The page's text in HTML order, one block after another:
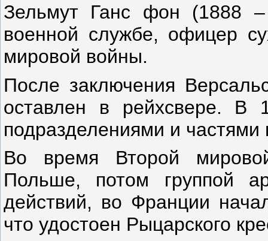
Зельмут Ганс фон (1888
военной службе, офицер
мировой войны.
После заключения
оставлен в рейхсвере. В
подразделениями и частями
Во время Второй
Польше, потом группой
действий, во Франции
что удостоен Рыцарского